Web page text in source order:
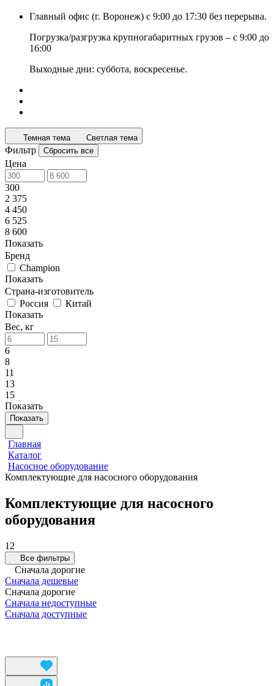
Главный офис (г. Воронеж) с 9:00 до 17:30 без перерыва.
Погрузка/разгрузка крупногабаритных грузов – с 9:00 до
16:00
Выходные дни: суббота, воскресенье.
Темная тема Светлая тема
Фильтр Сбросить все
Цена
300
2 375
4 450
6 525
8 600
Показать
Бренд
Champion
Показать
Страна-изготовитель
Россия
Китай
Показать
Вес, кг
6
8
11
13
15
Показать
Показать
Главная
Каталог
Насосное оборудование
Комплектующие для насосного оборудования
Комплектующие для насосного
оборудования
12
Все фильтры
Сначала дорогие
Сначала дешевые
Сначала дорогие
Сначала недоступные
Сначала доступные